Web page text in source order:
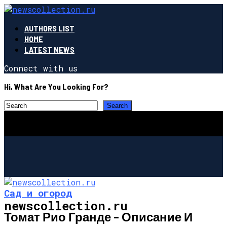
AUTHORS LIST
HOME
LATEST NEWS
Connect with us
Hi, What Are You Looking For?
newscollection.ru
Сад и огород
Томат Рио Гранде – Описание И